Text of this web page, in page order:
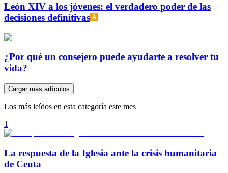
León XIV a los jóvenes: el verdadero poder de las
decisiones definitivas
¿Por qué un consejero puede ayudarte a resolver tu
vida?
Cargar más artículos
Los más leídos en esta categoría este mes
1
La respuesta de la Iglesia ante la crisis humanitaria
de Ceuta